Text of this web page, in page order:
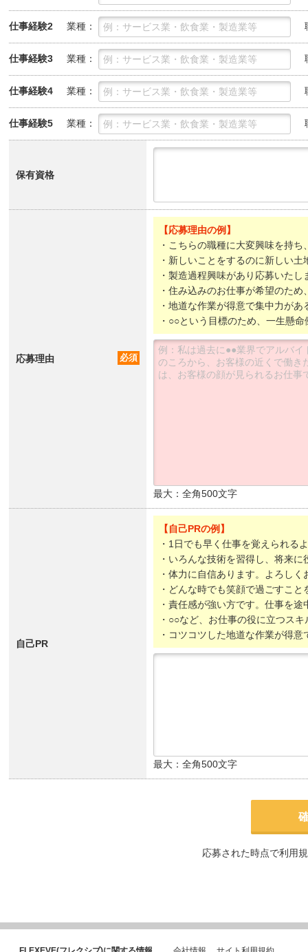
仕事経験2 業種：
仕事経験3 業種：
仕事経験4 業種：
仕事経験5 業種：
保有資格
応募理由 必須
【応募理由の例】
・こちらの職種に大変興味を持
・新しいことをするのに新しい
・製造過程興味があり応募いたし
・住み込みのお仕事が希望のた
・地道な作業が得意で集中力が
・○○という目標のため、一生懸
最大：全角500文字
自己PR
【自己PRの例】
・1日でも早く仕事を覚えられる
・いろんな技術を習得し、将来
・体力に自信あります。よろしく
・どんな時でも笑顔で過ごすこ
・責任感が強い方です。仕事を
・○○など、お仕事の役に立つス
・コツコツした地道な作業が得意
最大：全角500文字
応募された時点で利用